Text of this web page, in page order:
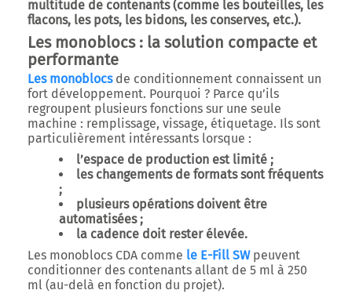
multitude de contenants (comme les bouteilles, les
flacons, les pots, les bidons, les conserves, etc.).
Les monoblocs : la solution compacte et
performante
Les monoblocsde conditionnement connaissent un
fort développement. Pourquoi ? Parce qu’ils
regroupent plusieurs fonctions sur une seule
machine : remplissage, vissage, étiquetage. Ils sont
particulièrement intéressants lorsque :
l’espace de production est limité ;
les changements de formats sont fréquents
;
plusieurs opérations doivent être
automatisées ;
la cadence doit rester élevée.
Les monoblocs CDA comme le E-Fill SWpeuvent
conditionner des contenants allant de 5 ml à 250
ml (au-delà en fonction du projet).